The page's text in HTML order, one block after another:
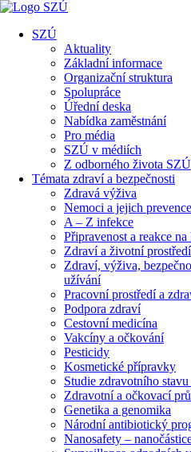
SZÚ
Aktuality
Základní informace
Organizační struktura
Spolupráce
Úřední deska
Nabídka zaměstnání
Pro média
SZÚ v médiích
Z odborného života SZÚ
Témata zdraví a bezpečnosti
Zdravá výživa
Nemoci a jejich prevence
A – Z infekce
Připravenost a reakce
Zdraví a životní prostředí
Zdraví, výživa,
užívání
Pracovní prostředí a
Podpora zdraví
Cestovní medicína
Vakcíny a očkování
Pesticidy
Kosmetické přípravky
Studie zdravotního
Zdravotní a očkovací
Genetika a genomika
Národní antibiotický
Nanosafety –